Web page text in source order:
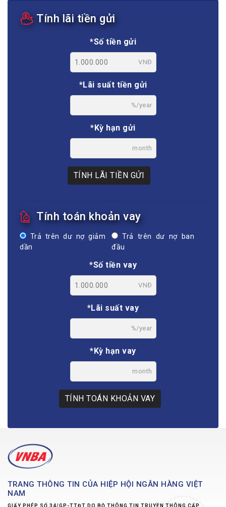
Tính lãi tiền gửi
*Số tiền gửi
VNĐ
*Lãi suất tiền gửi
%/year
*Kỳ hạn gửi
month
TÍNH LÃI TIỀN GỬI
Tính toán khoản vay
Trả trên dư nợ giảm
dần
Trả trên dư nợ ban
đầu
*Số tiền vay
VNĐ
*Lãi suất vay
%/year
*Kỳ hạn vay
month
TÍNH TOÁN KHOẢN VAY
TRANG THÔNG TIN CỦA HIỆP HỘI NGÂN HÀNG VIỆT
NAM
GIẤY PHÉP SỐ 34/GP-TTĐT DO BỘ THÔNG TIN TRUYỀN THÔNG CẤP